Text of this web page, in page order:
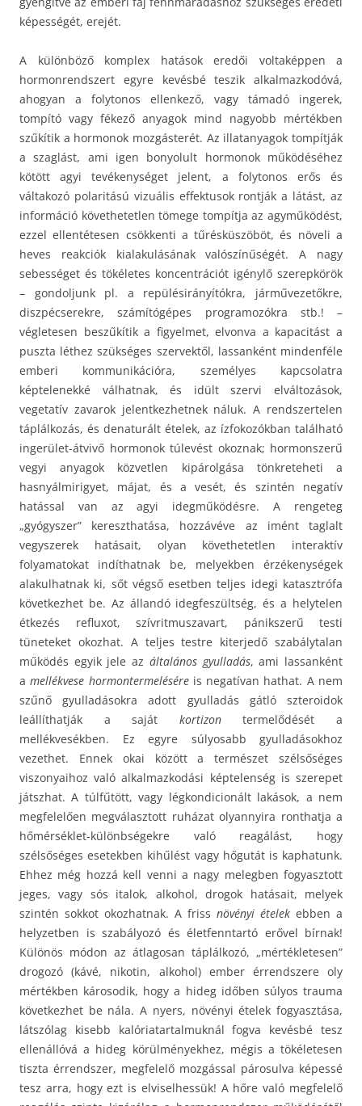
képességét, erejét.
A különböző komplex hatások eredői voltaképpen a
hormonrendszert egyre kevésbé teszik alkalmazkodóvá,
ahogyan a folytonos ellenkező, vagy támadó ingerek,
tompító vagy fékező anyagok mind nagyobb mértékben
szűkítik a hormonok mozgásterét. Az illatanyagok tompítják
a szaglást, ami igen bonyolult hormonok működéséhez
kötött agyi tevékenységet jelent, a folytonos erős és
váltakozó polaritású vizuális effektusok rontják a látást, az
információ követhetetlen tömege tompítja az agyműködést,
ezzel ellentétesen csökkenti a tűrésküszöböt, és növeli a
heves reakciók kialakulásának valószínűségét. A nagy
sebességet és tökéletes koncentrációt igénylő szerepkörök
– gondoljunk pl. a repülésirányítókra, járművezetőkre,
diszpécserekre, számítógépes programozókra stb.! –
végletesen beszűkítik a figyelmet, elvonva a kapacitást a
puszta léthez szükséges szervektől, lassanként mindenféle
emberi kommunikációra, személyes kapcsolatra
képtelenekké válhatnak, és idült szervi elváltozások,
vegetatív zavarok jelentkezhetnek náluk. A rendszertelen
táplálkozás, és denaturált ételek, az ízfokozókban található
ingerület-átvivő hormonok túlevést okoznak; hormonszerű
vegyi anyagok közvetlen kipárolgása tönkreteheti a
hasnyálmirigyet, májat, és a vesét, és szintén negatív
hatással van az agyi idegműködésre. A rengeteg
„gyógyszer” kereszthatása, hozzávéve az imént taglalt
vegyszerek hatásait, olyan követhetetlen interaktív
folyamatokat indíthatnak be, melyekben érzékenységek
alakulhatnak ki, sőt végső esetben teljes idegi katasztrófa
következhet be. Az állandó idegfeszültség, és a helytelen
étkezés refluxot, szívritmuszavart, pánikszerű testi
tüneteket okozhat. A teljes testre kiterjedő szabálytalan
működés egyik jele az általános gyulladás, ami lassanként
amellékvese hormontermelésére is negatívan hathat. A nem
szűnő gyulladásokra adott gyulladás gátló szteroidok
leállíthatják a saját kortizontermelődését a
mellékvesékben. Ez egyre súlyosabb gyulladásokhoz
vezethet. Ennek okai között a természet szélsőséges
viszonyaihoz való alkalmazkodási képtelenség is szerepet
játszhat. A túlfűtött, vagy légkondicionált lakások, a nem
megfelelően megválasztott ruházat olyannyira ronthatja a
hőmérséklet-különbségekre való reagálást, hogy
szélsőséges esetekben kihűlést vagy hőgutát is kaphatunk.
Ehhez még hozzá kell venni a nagy melegben fogyasztott
jeges, vagy sós italok, alkohol, drogok hatásait, melyek
szintén sokkot okozhatnak. A friss növényi ételek ebben a
helyzetben is szabályozó és életfenntartó erővel bírnak!
Különös módon az átlagosan táplálkozó, „mértékletesen”
drogozó (kávé, nikotin, alkohol) ember érrendszere oly
mértékben károsodik, hogy a hideg időben súlyos trauma
következhet be nála. A nyers, növényi ételek fogyasztása,
látszólag kisebb kalóriatartalmuknál fogva kevésbé tesz
ellenállóvá a hideg körülményekhez, mégis a tökéletesen
tiszta érrendszer, megfelelő mozgással párosulva képessé
tesz arra, hogy ezt is elviselhessük! A hőre való megfelelő